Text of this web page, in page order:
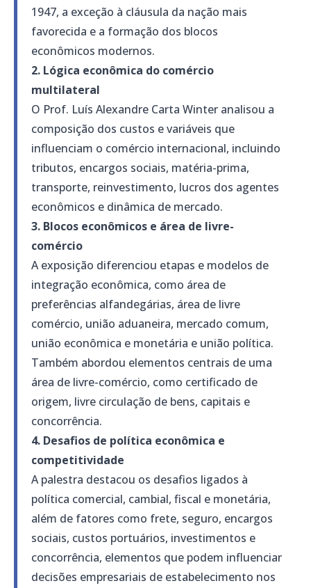
1947, a exceção à cláusula da nação mais
favorecida e a formação dos blocos
econômicos modernos.
2. Lógica econômica do comércio
multilateral
O Prof. Luís Alexandre Carta Winter analisou a
composição dos custos e variáveis que
influenciam o comércio internacional, incluindo
tributos, encargos sociais, matéria-prima,
transporte, reinvestimento, lucros dos agentes
econômicos e dinâmica de mercado.
3. Blocos econômicos e área de livre-
comércio
A exposição diferenciou etapas e modelos de
integração econômica, como área de
preferências alfandegárias, área de livre
comércio, união aduaneira, mercado comum,
união econômica e monetária e união política.
Também abordou elementos centrais de uma
área de livre-comércio, como certificado de
origem, livre circulação de bens, capitais e
concorrência.
4. Desafios de política econômica e
competitividade
A palestra destacou os desafios ligados à
política comercial, cambial, fiscal e monetária,
além de fatores como frete, seguro, encargos
sociais, custos portuários, investimentos e
concorrência, elementos que podem influenciar
decisões empresariais de estabelecimento nos